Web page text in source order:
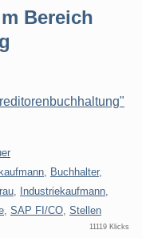
Bereich
Buchhalter,
Industriekaufmann
SAP FI/CO Stellen
11119 Klicks